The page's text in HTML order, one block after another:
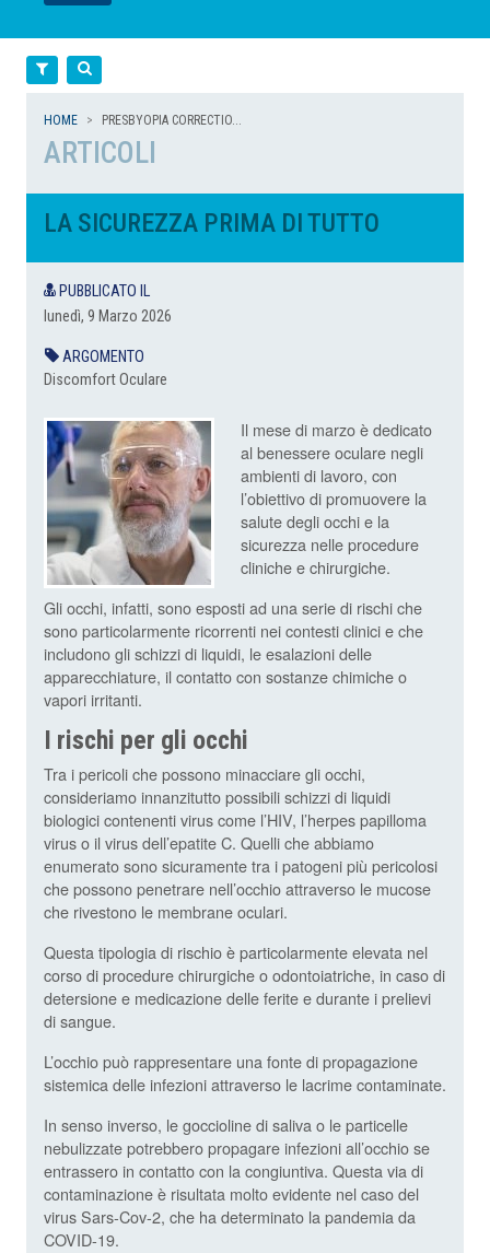
LEGGI
LEGGI
LEGGI
LEGGI
Filtra
HOME PRESBYOPIA CORRECTIO...
ARTICOLI
LA SICUREZZA PRIMA DI TUTTO
PUBBLICATO IL
lunedì, 9 Marzo 2026
ARGOMENTO
Discomfort Oculare
Il mese di marzo è dedicato
al benessere oculare negli
ambienti di lavoro, con
l’obiettivo di promuovere la
salute degli occhi e la
sicurezza nelle procedure
cliniche e chirurgiche.
Gli occhi, infatti, sono esposti ad una serie di rischi che
sono particolarmente ricorrenti nei contesti clinici e che
includono gli schizzi di liquidi, le esalazioni delle
apparecchiature, il contatto con sostanze chimiche o
vapori irritanti.
I rischi per gli occhi
Tra i pericoli che possono minacciare gli occhi,
consideriamo innanzitutto possibili schizzi di liquidi
biologici contenenti virus come l’HIV, l’herpes papilloma
virus o il virus dell’epatite C. Quelli che abbiamo
enumerato sono sicuramente tra i patogeni più pericolosi
che possono penetrare nell’occhio attraverso le mucose
che rivestono le membrane oculari.
Questa tipologia di rischio è particolarmente elevata nel
corso di procedure chirurgiche o odontoiatriche, in caso di
detersione e medicazione delle ferite e durante i prelievi
di sangue.
L’occhio può rappresentare una fonte di propagazione
sistemica delle infezioni attraverso le lacrime contaminate.
In senso inverso, le goccioline di saliva o le particelle
nebulizzate potrebbero propagare infezioni all’occhio se
entrassero in contatto con la congiuntiva. Questa via di
contaminazione è risultata molto evidente nel caso del
virus Sars-Cov-2, che ha determinato la pandemia da
COVID-19.